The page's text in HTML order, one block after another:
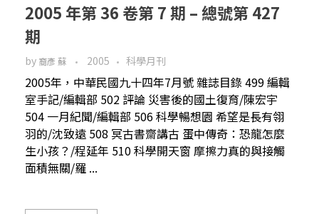
2005 年第 36 卷第 7 期 – 總號第 427
期
by 裔彥 蘇 2005 科學月刊
2005年，中華民國九十四年7月號 雜誌目錄 499 編輯
室手記/編輯部 502 評論 災害後的國土復育/陳宏宇
504 一月紀聞/編輯部 506 科學暢想園 希望是長有翎
羽的/沈致遠 508 冥古書齋講古 蛋中傳奇：恐龍怎麼
生小孩？/程延年 510 科學開天窗 摩擦力真的與接觸
面積無關/羅 ...